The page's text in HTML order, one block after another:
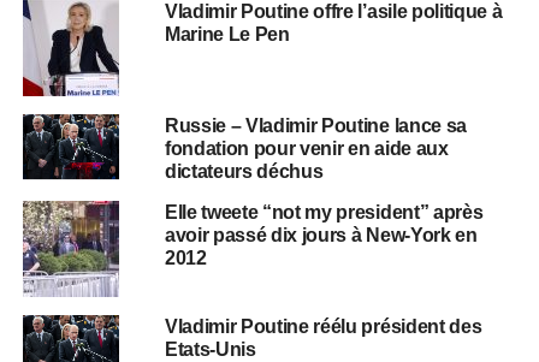
Vladimir Poutine offre l’asile politique à
Marine Le Pen
Russie – Vladimir Poutine lance sa
fondation pour venir en aide aux
dictateurs déchus
Elle tweete “not my president” après
avoir passé dix jours à New-York en
2012
Vladimir Poutine réélu président des
Etats-Unis